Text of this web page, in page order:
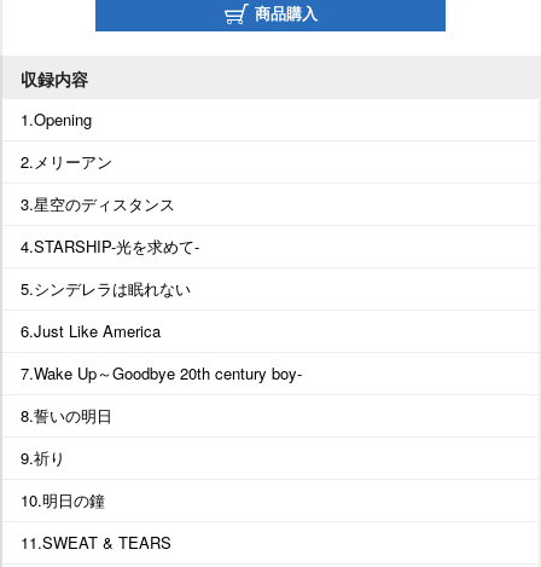
商品購入
収録内容
1.Opening
2.メリーアン
3.星空のディスタンス
4.STARSHIP-光を求めて-
5.シンデレラは眠れない
6.Just Like America
7.Wake Up～Goodbye 20th century boy-
8.誓いの明日
9.祈り
10.明日の鐘
11.SWEAT & TEARS